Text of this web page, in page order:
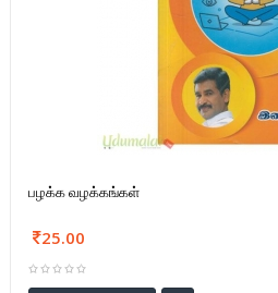
பழக்க வழக்கங்கள்
25.00